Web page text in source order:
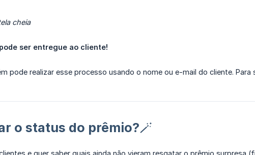
cheia
ser entregue ao cliente!
pode realizar esse processo usando o nome ou e-mail do cliente. Para
o status do prêmio?🪄
e quer saber quais ainda não vieram resgatar o prêmio surpresa